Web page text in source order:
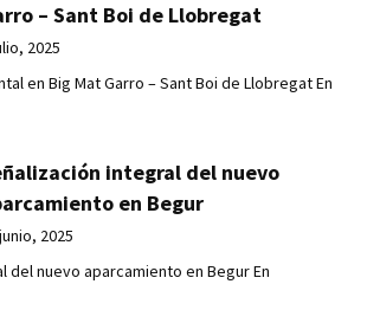
– Sant Boi de Llobregat
2025
en Big Mat Garro – Sant Boi de Llobregat En
integral del nuevo
en Begur
2025
del nuevo aparcamiento en Begur En